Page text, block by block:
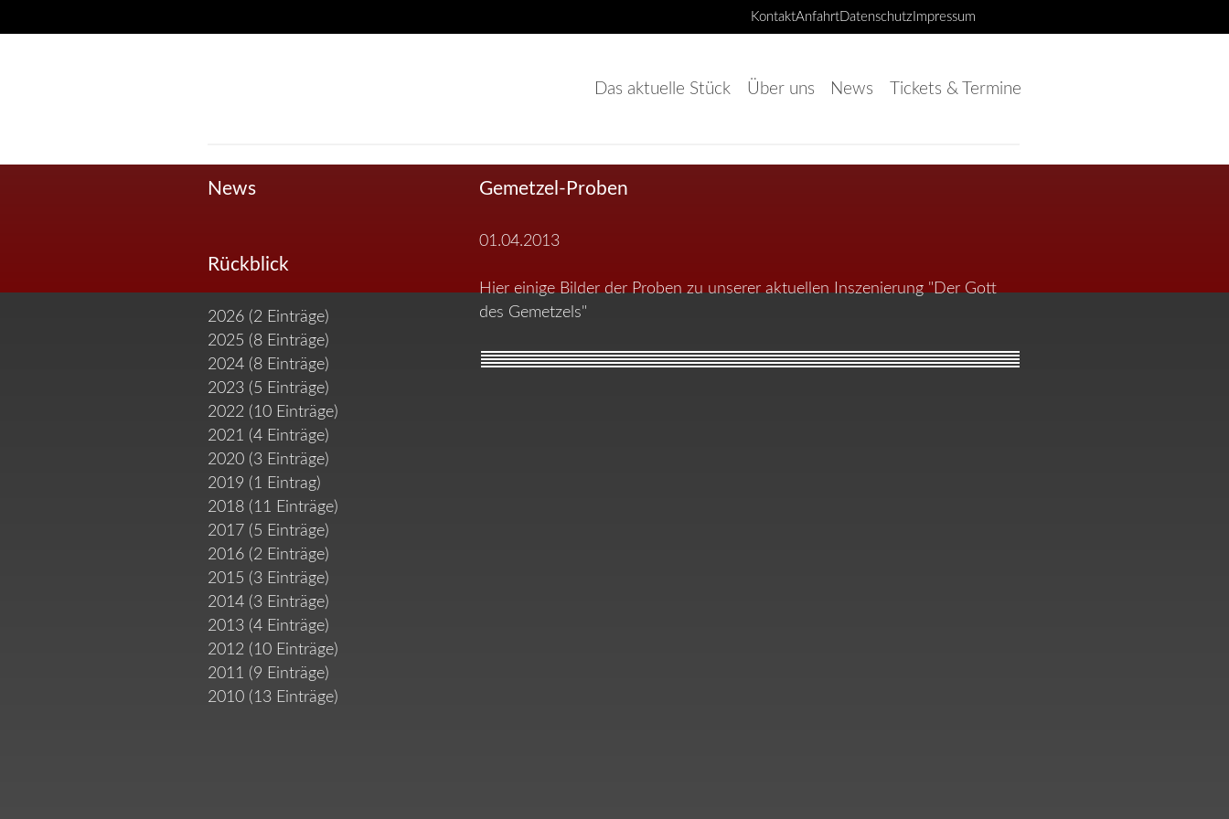
KontaktAnfahrtDatenschutz Impressum
Das aktuelle Stück Über uns News Tickets & Termine
Gemetzel-Proben
01.04.2013
Hier einige Bilder der Proben zu unserer aktuellen Inszenierung "Der Gott
des Gemetzels"
News
Rückblick
2026 (2 Einträge)
2025 (8 Einträge)
2024 (8 Einträge)
2023 (5 Einträge)
2022 (10 Einträge)
2021 (4 Einträge)
2020 (3 Einträge)
2019 (1 Eintrag)
2018 (11 Einträge)
2017 (5 Einträge)
2016 (2 Einträge)
2015 (3 Einträge)
2014 (3 Einträge)
2013 (4 Einträge)
2012 (10 Einträge)
2011 (9 Einträge)
2010 (13 Einträge)